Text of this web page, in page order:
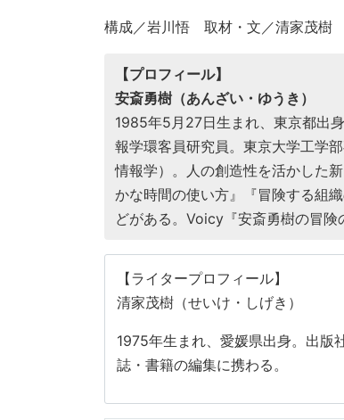
構成／岩川悟 取材・文／清家茂樹
【プロフィール】
安斎勇樹（あんざい・ゆうき）
1985年5月27日生まれ、東京都出
報学環客員研究員。東京大学工学
情報学）。人の創造性を活かした
かな時間の使い方』『冒険する組
どがある。Voicy『安斎勇樹の冒険
【ライタープロフィール】
清家茂樹（せいけ・しげき）
1975年生まれ、愛媛県出身。出版
誌・書籍の編集に携わる。